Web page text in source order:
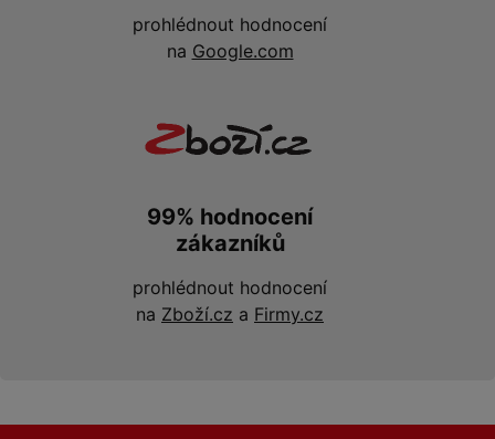
prohlédnout hodnocení
na Google.com
99% hodnocení
zákazníků
prohlédnout hodnocení
na Zboží.cz a Firmy.cz